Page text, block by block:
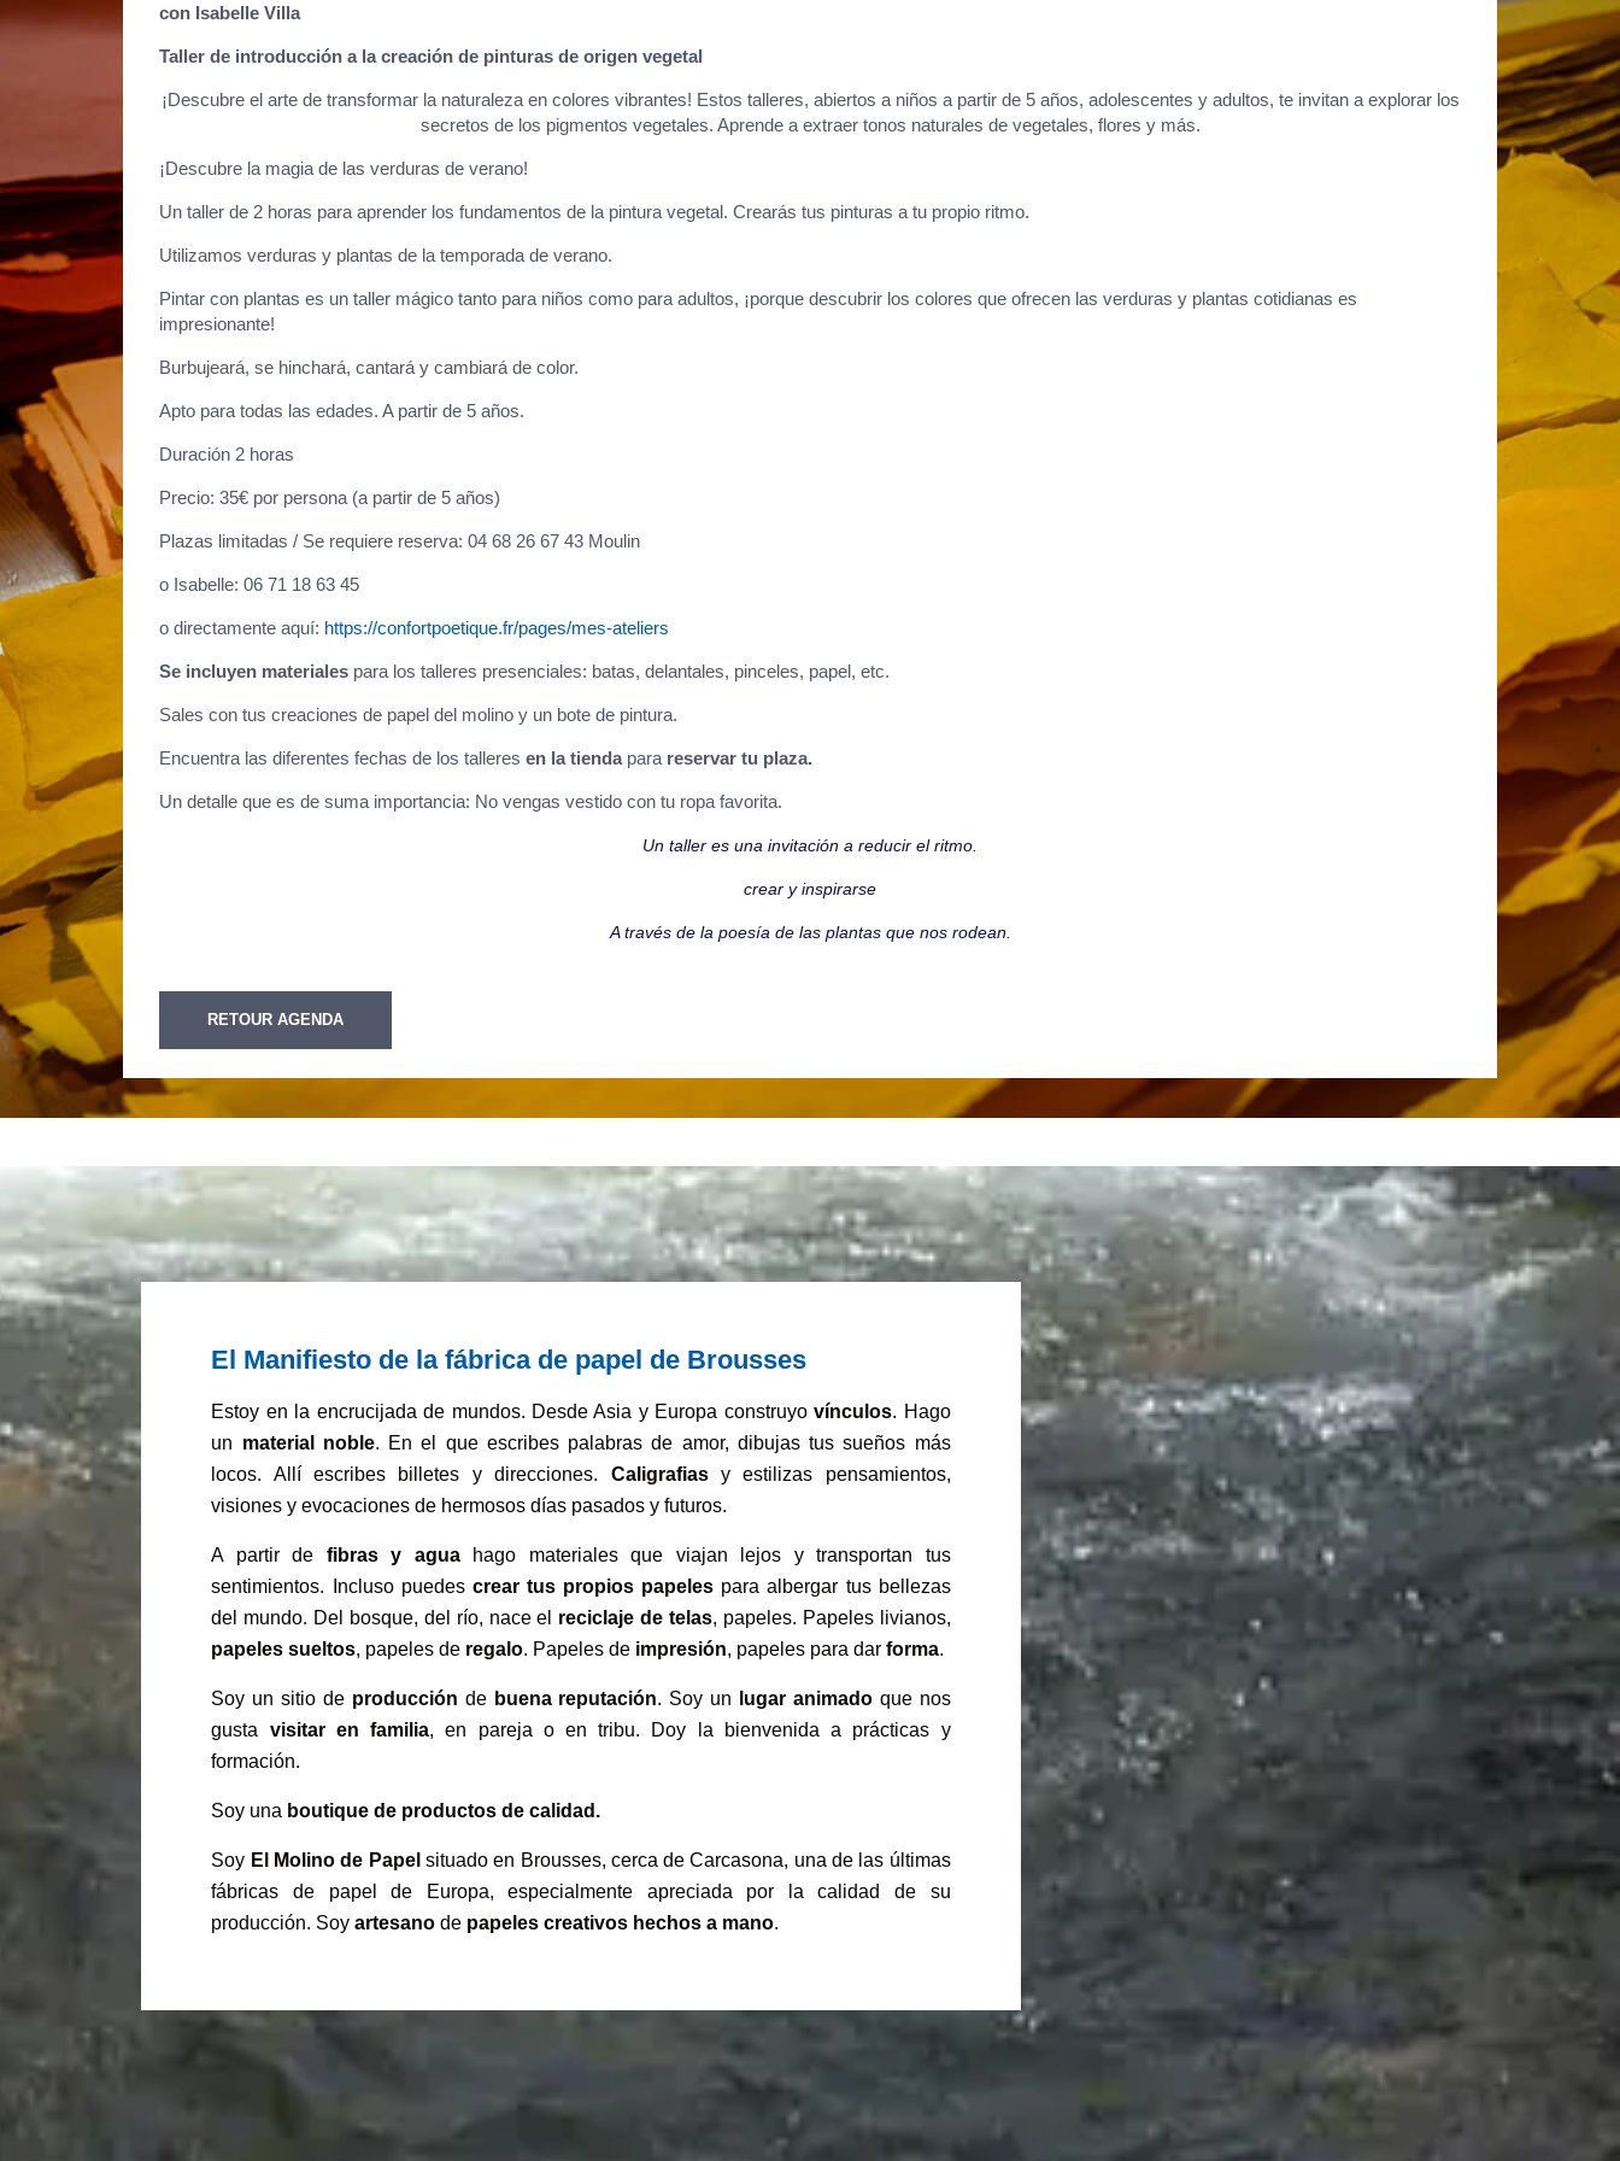
con Isabelle Villa
Taller de introducción a la creación de pinturas de origen vegetal
¡Descubre el arte de transformar la naturaleza en colores vibrantes! Estos talleres, abiertos a niños a partir de 5 años, adolescentes y adultos, te invitan a explorar los
secretos de los pigmentos vegetales. Aprende a extraer tonos naturales de vegetales, flores y más.
¡Descubre la magia de las verduras de verano!
Un taller de 2 horas para aprender los fundamentos de la pintura vegetal. Crearás tus pinturas a tu propio ritmo.
Utilizamos verduras y plantas de la temporada de verano.
Pintar con plantas es un taller mágico tanto para niños como para adultos, ¡porque descubrir los colores que ofrecen las verduras y plantas cotidianas es
impresionante!
Burbujeará, se hinchará, cantará y cambiará de color.
Apto para todas las edades. A partir de 5 años.
Duración 2 horas
Precio: 35€ por persona (a partir de 5 años)
Plazas limitadas / Se requiere reserva: 04 68 26 67 43 Moulin
o Isabelle: 06 71 18 63 45
o directamente aquí: https://confortpoetique.fr/pages/mes-ateliers
Se incluyen materiales para los talleres presenciales: batas, delantales, pinceles, papel, etc.
Sales con tus creaciones de papel del molino y un bote de pintura.
Encuentra las diferentes fechas de los talleres en la tiendapara reservar tu plaza.
Un detalle que es de suma importancia: No vengas vestido con tu ropa favorita.
Un taller es una invitación a reducir el ritmo.
crear y inspirarse
A través de la poesía de las plantas que nos rodean.
RETOUR AGENDA
El Manifiesto de la fábrica de papel de Brousses
Estoy en la encrucijada de mundos. Desde Asia y Europa construyovínculos. Hago
un material noble. En el que escribes palabras de amor, dibujas tus sueños más
locos. Allí escribes billetes y direcciones. Caligrafiasy estilizas pensamientos,
visiones y evocaciones de hermosos días pasados ​​y futuros.
A partir de fibras y aguahago materiales que viajan lejos y transportan tus
sentimientos. Incluso puedes crear tus propios papeles para albergar tus bellezas
del mundo. Del bosque, del río, nace el reciclaje de telas, papeles. Papeles livianos,
papeles sueltos, papeles de regalo. Papeles de impresión, papeles para darforma.
Soy un sitio deproducción debuena reputación. Soy un lugar animadoque nos
gusta visitar en familia, en pareja o en tribu. Doy la bienvenida a prácticas y
formación.
Soy una boutique de productos de calidad.
Soy El Molino de Papel situado en Brousses, cerca de Carcasona, una de las últimas
fábricas de papel de Europa, especialmente apreciada por la calidad de su
producción. Soyartesanode papeles creativos hechos a mano.